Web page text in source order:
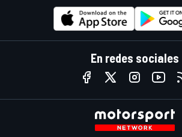
En redes sociales